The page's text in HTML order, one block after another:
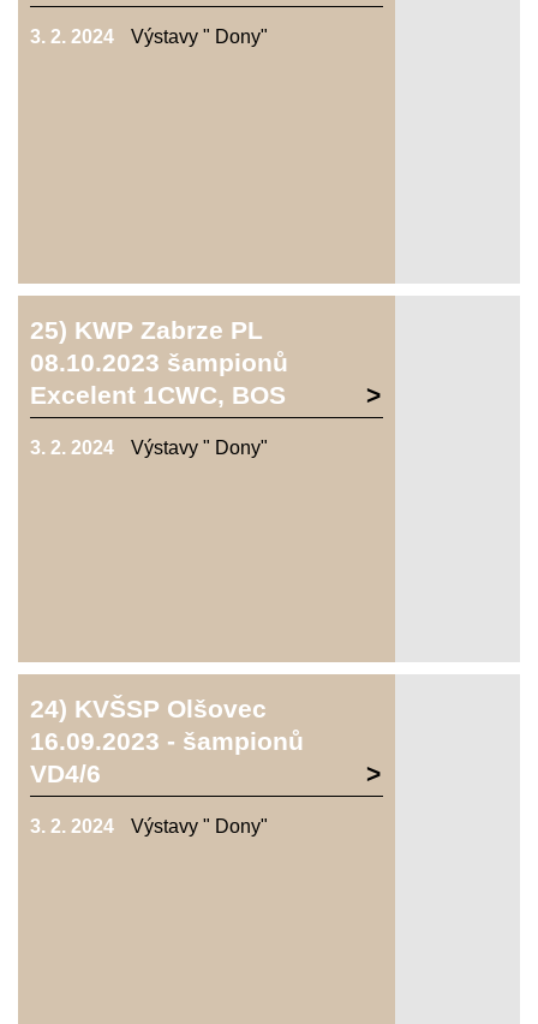
3. 2. 2024 Výstavy " Dony"
25) KWP Zabrze PL
08.10.2023 šampionů
Excelent 1CWC, BOS
3. 2. 2024 Výstavy " Dony"
24) KVŠSP Olšovec
16.09.2023 - šampionů
VD4/6
3. 2. 2024 Výstavy " Dony"